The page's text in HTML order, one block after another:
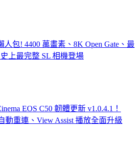
人包! 4400 萬畫素、8K Open Gate、最
上最完整 SL 相機登場
EOS C50 韌體更新 v1.0.4.1！
動重連、View Assist 播放全面升級